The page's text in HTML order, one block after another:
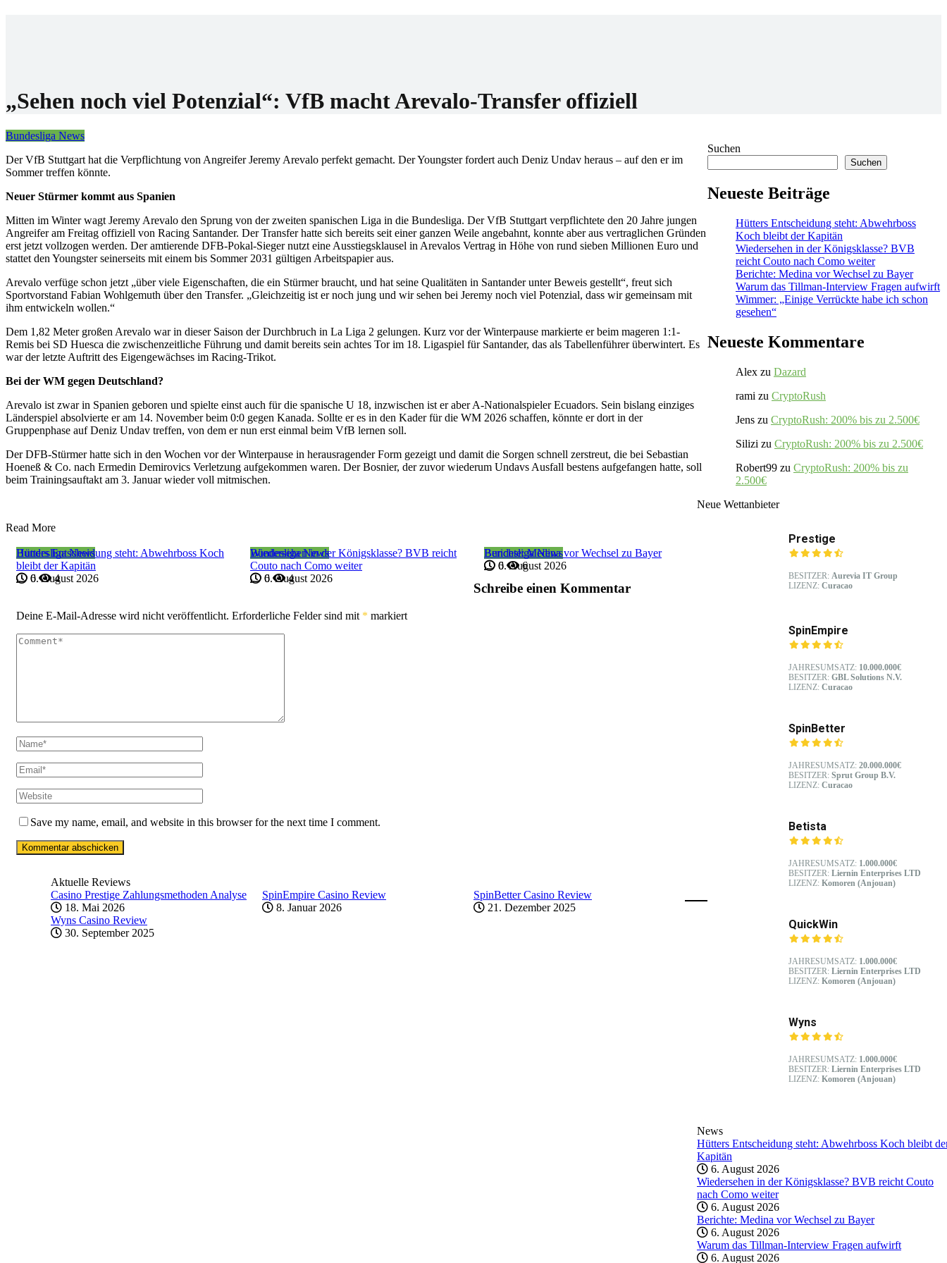
„Sehen noch viel Potenzial“: VfB macht Arevalo-Transfer offiziell
Bundesliga News
Der VfB Stuttgart hat die Verpflichtung von Angreifer Jeremy Arevalo perfekt gemacht. Der Youngster fordert auch Deniz Undav heraus – auf den er im
Sommer treffen könnte.
Neuer Stürmer kommt aus Spanien
Mitten im Winter wagt Jeremy Arevalo den Sprung von der zweiten spanischen Liga in die Bundesliga. Der VfB Stuttgart verpflichtete den 20 Jahre jungen
Angreifer am Freitag offiziell von Racing Santander. Der Transfer hatte sich bereits seit einer ganzen Weile angebahnt, konnte aber aus vertraglichen Gründen
erst jetzt vollzogen werden. Der amtierende DFB-Pokal-Sieger nutzt eine Ausstiegsklausel in Arevalos Vertrag in Höhe von rund sieben Millionen Euro und
stattet den Youngster seinerseits mit einem bis Sommer 2031 gültigen Arbeitspapier aus.
Arevalo verfüge schon jetzt „über viele Eigenschaften, die ein Stürmer braucht, und hat seine Qualitäten in Santander unter Beweis gestellt“, freut sich
Sportvorstand Fabian Wohlgemuth über den Transfer. „Gleichzeitig ist er noch jung und wir sehen bei Jeremy noch viel Potenzial, dass wir gemeinsam mit
ihm entwickeln wollen.“
Dem 1,82 Meter großen Arevalo war in dieser Saison der Durchbruch in La Liga 2 gelungen. Kurz vor der Winterpause markierte er beim mageren 1:1-
Remis bei SD Huesca die zwischenzeitliche Führung und damit bereits sein achtes Tor im 18. Ligaspiel für Santander, das als Tabellenführer überwintert. Es
war der letzte Auftritt des Eigengewächses im Racing-Trikot.
Bei der WM gegen Deutschland?
Arevalo ist zwar in Spanien geboren und spielte einst auch für die spanische U 18, inzwischen ist er aber A-Nationalspieler Ecuadors. Sein bislang einziges
Länderspiel absolvierte er am 14. November beim 0:0 gegen Kanada. Sollte er es in den Kader für die WM 2026 schaffen, könnte er dort in der
Gruppenphase auf Deniz Undav treffen, von dem er nun erst einmal beim VfB lernen soll.
Der DFB-Stürmer hatte sich in den Wochen vor der Winterpause in herausragender Form gezeigt und damit die Sorgen schnell zerstreut, die bei Sebastian
Hoeneß & Co. nach Ermedin Demirovics Verletzung aufgekommen waren. Der Bosnier, der zuvor wiederum Undavs Ausfall bestens aufgefangen hatte, soll
beim Trainingsauftakt am 3. Januar wieder voll mitmischen.
Read More
Bundesliga News
Hütters Entscheidung steht: Abwehrboss Koch
bleibt der Kapitän
6. August 2026
0 4
Bundesliga News
Wiedersehen in der Königsklasse? BVB reicht
Couto nach Como weiter
6. August 2026
0 4
Bundesliga News
Berichte: Medina vor Wechsel zu Bayer
6. August 2026
0 6
Schreibe einen Kommentar
Deine E-Mail-Adresse wird nicht veröffentlicht. Erforderliche Felder sind mit * markiert
Save my name, email, and website in this browser for the next time I comment.
Suchen
Suchen
Neueste Beiträge
Hütters Entscheidung steht: Abwehrboss
Koch bleibt der Kapitän
Wiedersehen in der Königsklasse? BVB
reicht Couto nach Como weiter
Berichte: Medina vor Wechsel zu Bayer
Warum das Tillman-Interview Fragen aufwirft
Wimmer: „Einige Verrückte habe ich schon
gesehen“
Neueste Kommentare
Alex zu Dazard
rami zu CryptoRush
Jens zu CryptoRush: 200% bis zu 2.500€
Silizi zu CryptoRush: 200% bis zu 2.500€
Robert99 zu CryptoRush: 200% bis zu
2.500€
Neue Wettanbieter
Prestige
BESITZER: Aurevia IT Group
LIZENZ: Curacao
SpinEmpire
JAHRESUMSATZ: 10.000.000€
BESITZER: GBL Solutions N.V.
LIZENZ: Curacao
SpinBetter
JAHRESUMSATZ: 20.000.000€
BESITZER: Sprut Group B.V.
LIZENZ: Curacao
Betista
JAHRESUMSATZ: 1.000.000€
BESITZER: Liernin Enterprises LTD
LIZENZ: Komoren (Anjouan)
QuickWin
JAHRESUMSATZ: 1.000.000€
BESITZER: Liernin Enterprises LTD
LIZENZ: Komoren (Anjouan)
Wyns
JAHRESUMSATZ: 1.000.000€
BESITZER: Liernin Enterprises LTD
LIZENZ: Komoren (Anjouan)
News
Hütters Entscheidung steht: Abwehrboss Koch bleibt
Kapitän
6. August 2026
Wiedersehen in der Königsklasse? BVB reicht Couto
nach Como weiter
6. August 2026
Berichte: Medina vor Wechsel zu Bayer
6. August 2026
Warum das Tillman-Interview Fragen aufwirft
6. August 2026
Aktuelle Reviews
Casino Prestige Zahlungsmethoden Analyse
18. Mai 2026
SpinEmpire Casino Review
8. Januar 2026
SpinBetter Casino Review
21. Dezember 2025
Wyns Casino Review
30. September 2025